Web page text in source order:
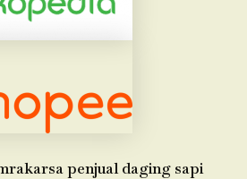
penjual daging sapi